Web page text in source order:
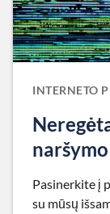
INTERNETO
Pasinerkite į
su mūsų